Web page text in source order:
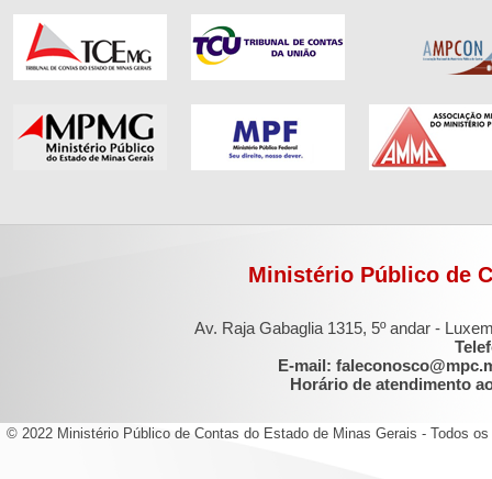
Ministério Público de
Av. Raja Gabaglia 1315, 5º andar -
E-mail:
Horário de atendimento
© 2022 Ministério Público de Contas do Estado de Minas Gerais - Todos